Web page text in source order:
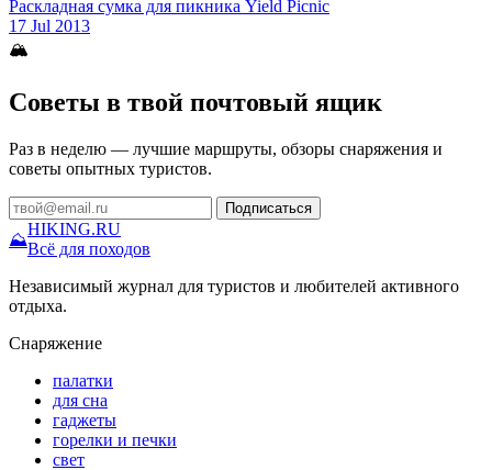
Раскладная сумка для пикника Yield Picnic
17 Jul 2013
🏔
Советы в твой почтовый ящик
Раз в неделю — лучшие маршруты, обзоры снаряжения и
советы опытных туристов.
Подписаться
⛰
HIKING.RU
Всё для походов
Независимый журнал для туристов и любителей активного
отдыха.
Снаряжение
палатки
для сна
гаджеты
горелки и печки
свет